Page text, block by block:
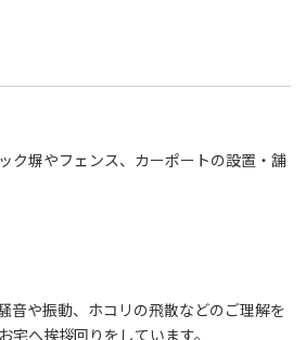
ク塀やフェンス、カーポートの設置・舗
音や振動、ホコリの飛散などのご理解を
へ挨拶回りをしています。